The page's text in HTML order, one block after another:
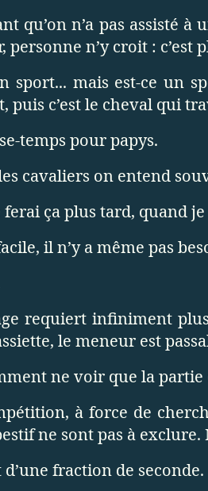
qu’on n’a pas assisté à
personne n’y croit : c’est
sport... mais est-ce un
puis c’est le cheval qui
temps pour papys.
cavaliers on entend
ferai ça plus tard, quand
il n’y a même pas
requiert infiniment
le meneur est
ne voir que la partie
à force de
ne sont pas à exclure.
fraction de seconde.